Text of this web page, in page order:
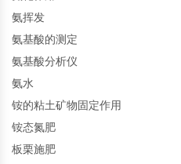
氨挥发
氨基酸的测定
氨基酸分析仪
氨水
铵的粘土矿物固定作用
铵态氮肥
板栗施肥